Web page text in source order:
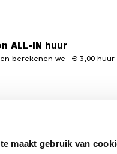
maakt gebruik van
ALL-IN huur
berekenen we € 3,00 huur
containers